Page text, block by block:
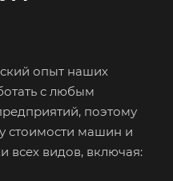
опыт наших
с любым
поэтому
стоимости машин и
всех видов, включая: